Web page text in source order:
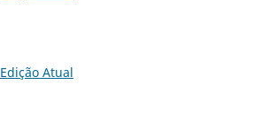
Edição Atual